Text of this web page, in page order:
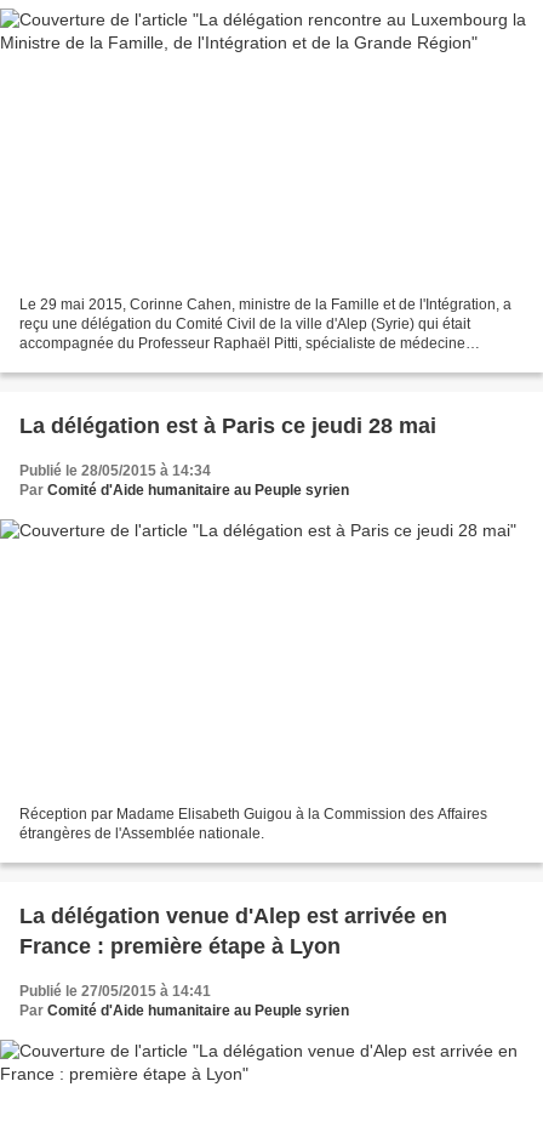
Le 29 mai 2015, Corinne Cahen, ministre de la Famille et de l'Intégration, a
reçu une délégation du Comité Civil de la ville d'Alep (Syrie) qui était
accompagnée du Professeur Raphaël Pitti, spécialiste de médecine
La délégation est à Paris ce jeudi 28 mai
Publié le 28/05/2015 à 14:34
Par Comité d'Aide humanitaire au Peuple syrien
Réception par Madame Elisabeth Guigou à la Commission des Affaires
étrangères de l'Assemblée nationale.
La délégation venue d'Alep est arrivée en
France : première étape à Lyon
Publié le 27/05/2015 à 14:41
Par Comité d'Aide humanitaire au Peuple syrien